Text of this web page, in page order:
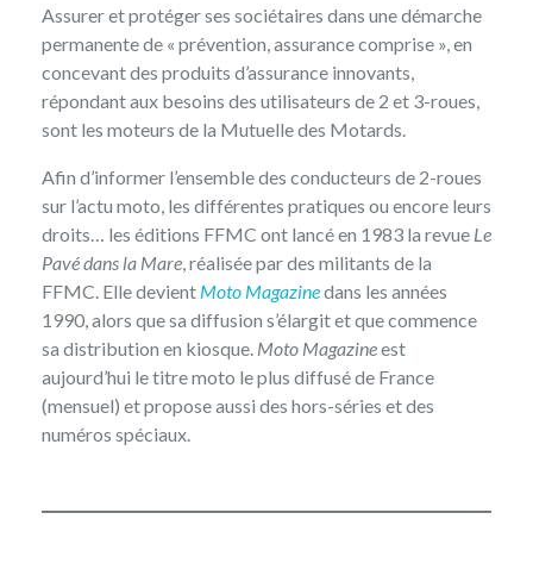
Assurer et protéger ses sociétaires dans une démarche
permanente de « prévention, assurance comprise », en
concevant des produits d’assurance innovants,
répondant aux besoins des utilisateurs de 2 et 3-roues,
sont les moteurs de la Mutuelle des Motards.
Afin d’informer l’ensemble des conducteurs de 2-roues
sur l’actu moto, les différentes pratiques ou encore leurs
droits… les éditions FFMC ont lancé en 1983 la revue Le
Pavé dans la Mare, réalisée par des militants de la
FFMC. Elle devient Moto Magazinedans les années
1990, alors que sa diffusion s’élargit et que commence
sa distribution en kiosque. Moto Magazineest
aujourd’hui le titre moto le plus diffusé de France
(mensuel) et propose aussi des hors-séries et des
numéros spéciaux.